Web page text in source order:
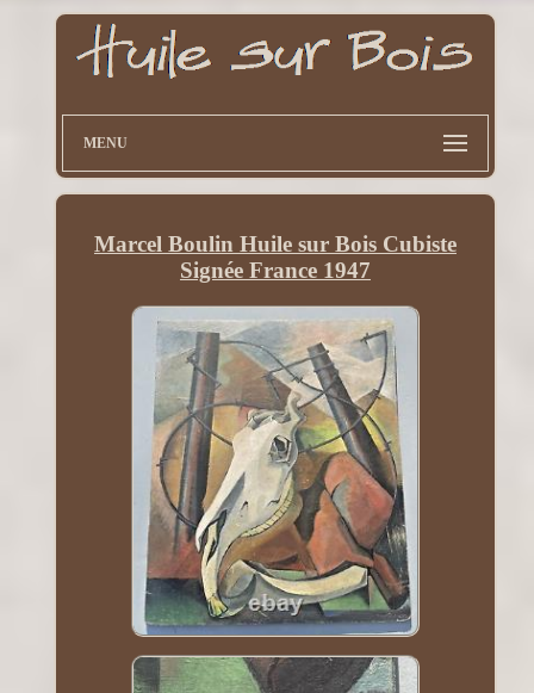
MENU
Marcel Boulin Huile sur Bois Cubiste
Signée France 1947